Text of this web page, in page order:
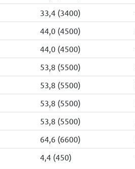
33,4 (3400)
44,0 (4500)
44,0 (4500)
53,8 (5500)
53,8 (5500)
53,8 (5500)
53,8 (5500)
64,6 (6600)
4,4 (450)